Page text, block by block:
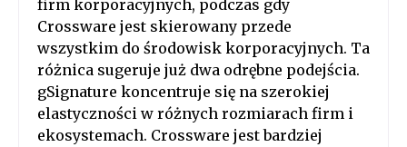
firm korporacyjnych, podczas gdy
Crossware jest skierowany przede
wszystkim do środowisk korporacyjnych. Ta
różnica sugeruje już dwa odrębne podejścia.
gSignature koncentruje się na szerokiej
elastyczności w różnych rozmiarach firm i
ekosystemach. Crossware jest bardziej